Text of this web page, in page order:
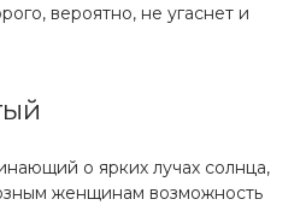
вероятно, не угаснет и
о ярких лучах солнца,
женщинам возможность